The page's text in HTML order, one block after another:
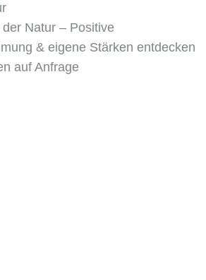
Natur – Positive
& eigene Stärken entdecken
auf Anfrage